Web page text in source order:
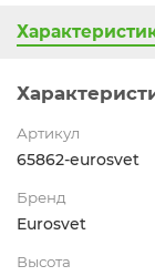
Артикул
65862-eurosvet
Бренд
Eurosvet
Высота